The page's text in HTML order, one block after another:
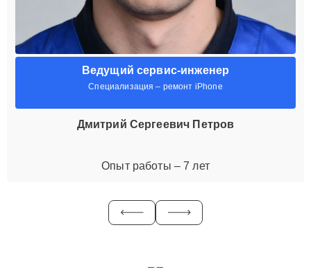
Ведущий сервис-инженер
Специализация – ремонт iPhone
Дмитрий Сергеевич Петров
Опыт работы – 7 лет